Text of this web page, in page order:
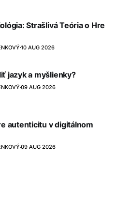
Strašlivá Teória o Hre
10 AUG 2026
jazyk a myšlienky?
09 AUG 2026
autenticitu v digitálnom
09 AUG 2026